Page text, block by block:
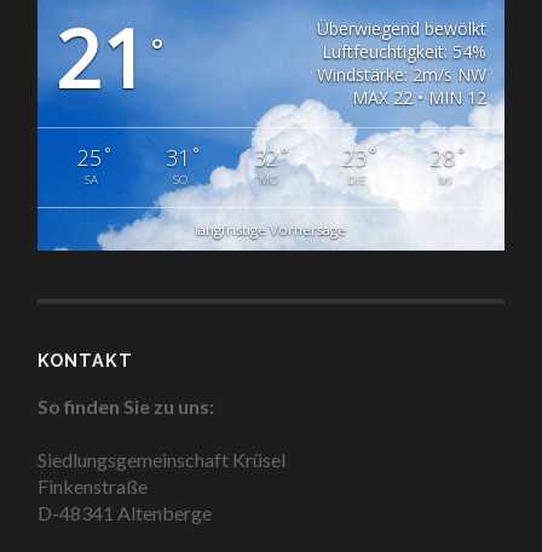
21°
Überwiegend bewölkt
Luftfeuchtigkeit: 54%
Windstärke: 2m/s NW
MAX 22 • MIN 12
25°
SA
31 °
SO
32°
MO
23°
DIE
28°
MI
langfristige Vorhersage
KONTAKT
So finden Sie zu uns:
Siedlungsgemeinschaft Krüsel
Finkenstraße
D-48341 Altenberge